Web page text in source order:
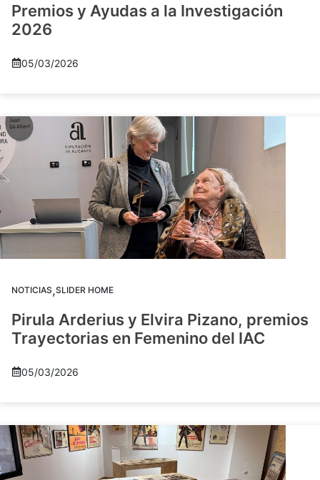
Premios y Ayudas a la Investigación
2026
05/03/2026
NOTICIAS,SLIDER HOME
Pirula Arderius y Elvira Pizano, premios
Trayectorias en Femenino del IAC
05/03/2026